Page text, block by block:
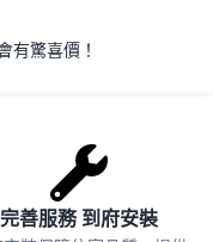
有驚喜價！
完善服務 到府安裝